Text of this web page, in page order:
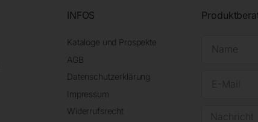
INFOS
Kataloge und Prospekte
AGB
Datenschutzerklärung
Impressum
Widerrufsrecht